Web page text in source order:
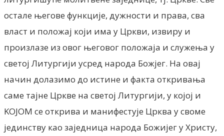
остале његове функције, дужности и права, сва
власт и положај који има у Цркви, извиру и
произлазе из овог његовог положаја и служења у
светој Литургији усред народа Божјег. На овај
начин долазимо до истине и факта откривања
саме тајне Цркве на светој Литургији, у којој и
KOJOM се открива и манифестује Црква у своме
јединству као заједница народа Божијег у Христу,